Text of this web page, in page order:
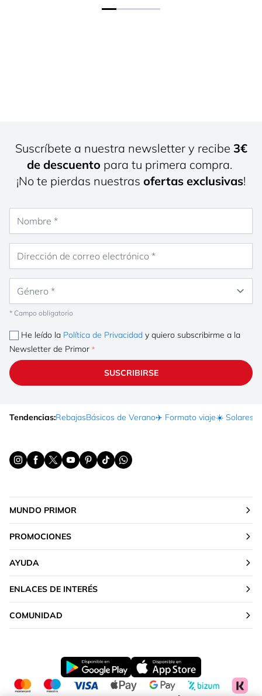
Suscríbete a nuestra newsletter y recibe 3€
de descuento para tu primera compra.
¡No te pierdas nuestras ofertas exclusivas!
* Campo obligatorio
He leído la Política de Privacidad y quiero subscribirme a la
Newsletter de Primor
SUSCRIBIRSE
Tendencias:RebajasBásicos de Verano✈️ Formato viaje☀️ Solares
MUNDO PRIMOR
PROMOCIONES
AYUDA
ENLACES DE INTERÉS
COMUNIDAD